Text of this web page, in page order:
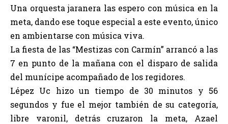
Una orquesta jaranera las espero con música en la
meta, dando ese toque especial a este evento, único
en ambientarse con música viva.
La fiesta de las “Mestizas con Carmín” arrancó a las
7 en punto de la mañana con el disparo de salida
del munícipe acompañado de los regidores.
Lépez Uc hizo un tiempo de 30 minutos y 56
segundos y fue el mejor también de su categoría,
libre varonil, detrás cruzaron la meta, Azael